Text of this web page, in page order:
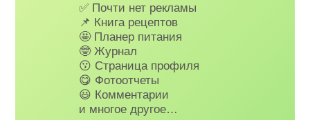
✅ Почти нет рекламы
📌 Книга рецептов
🤩 Планер питания
🤓 Журнал
😗 Страница профиля
😋 Фотоотчеты
😃 Комментарии
и многое другое…